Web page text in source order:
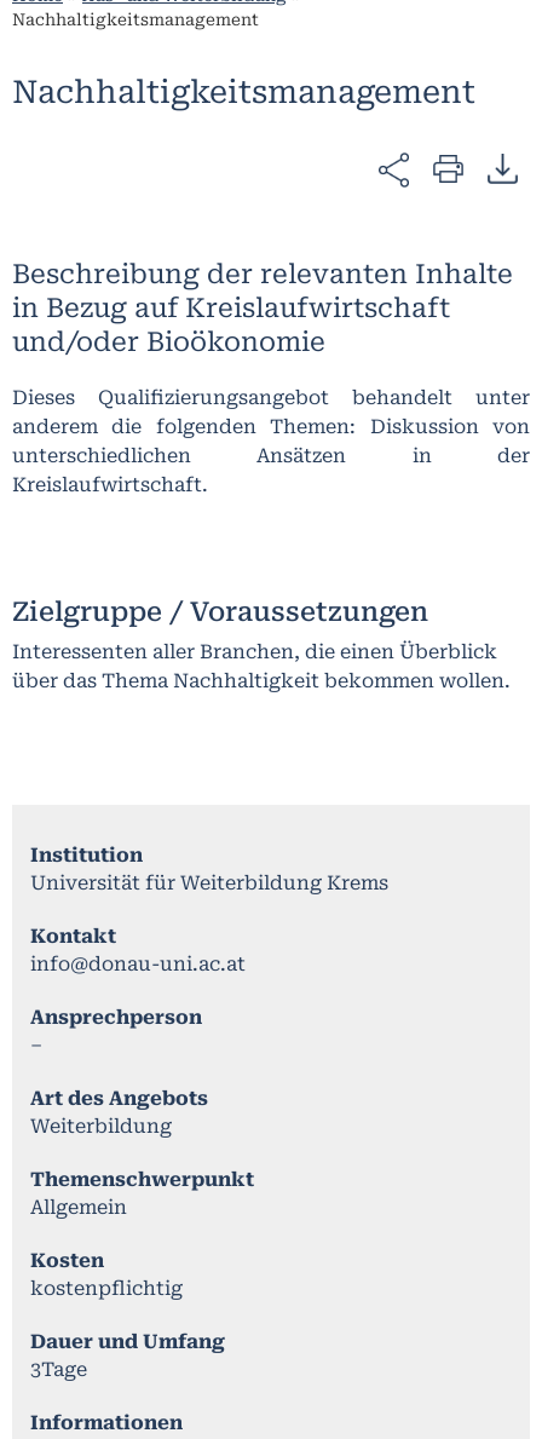
Nachhaltigkeitsmanagement
Nachhaltigkeitsmanagement
Beschreibung der relevanten Inhalte
in Bezug auf Kreislaufwirtschaft
und/oder Bioökonomie
Dieses Qualifizierungsangebot behandelt unter
anderem die folgenden Themen: Diskussion von
unterschiedlichen Ansätzen in der
Kreislaufwirtschaft.
Zielgruppe / Voraussetzungen
Interessenten aller Branchen, die einen Überblick
über das Thema Nachhaltigkeit bekommen wollen.
Institution
Universität für Weiterbildung Krems
Kontakt
info@donau-uni.ac.at
Ansprechperson
–
Art des Angebots
Weiterbildung
Themenschwerpunkt
Allgemein
Kosten
kostenpflichtig
Dauer und Umfang
3Tage
Informationen